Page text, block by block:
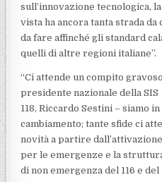
sull’innovazione tecnologica,
vista ha ancora tanta strada da
da fare affinché gli standard
quelli di altre regioni italiane”.
“Ci attende un compito
presidente nazionale della SIS
118, Riccardo Sestini – siamo
cambiamento; tante sfide ci
novità a partire
per le emergenze e la
di non emergenza del 116 e del